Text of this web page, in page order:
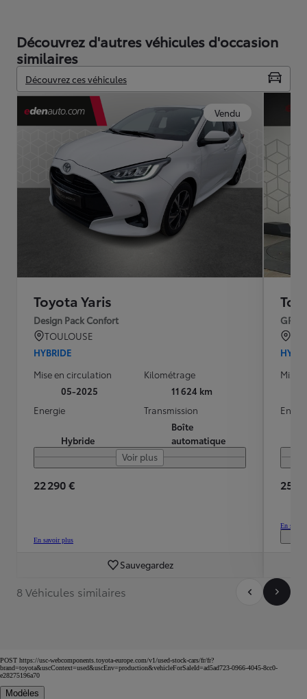
Découvrez d'autres véhicules d'occasion
similaires
Découvrez ces véhicules
Vendu
Toyota Yaris
Design Pack Confort
TOULOUSE
HYBRIDE
Mise en circulation
05-2025
Kilométrage
11 624 km
Energie
Hybride
Transmission
Boîte
automatique
Voir plus
22 290 €
En savoir plus
Sauvegardez
GR
Mise
25
En
8 Véhicules similaires
POST https://usc-webcomponents.toyota-europe.com/v1/used-stock-cars/fr/fr?
brand=toyota&uscContext=used&uscEnv=production&vehicleForSaleId=ad5ad723-0966-4045-8cc0-
e28275196a70
Modèles